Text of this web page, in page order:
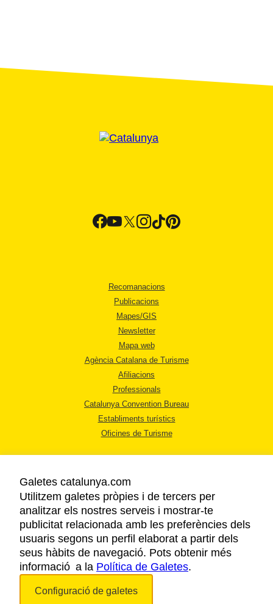
Recomanacions
Publicacions
Mapes/GIS
Newsletter
Mapa web
Agència Catalana de Turisme
Afiliacions
Professionals
Catalunya Convention Bureau
Establiments turístics
Oficines de Turisme
AVÍS LEGAL
POLÍTICA DE PRIVACITAT
COOKIES
ACCESSIBILITAT
Galetes catalunya.com
Utilitzem galetes pròpies i de tercers per
analitzar els nostres serveis i mostrar-te
publicitat relacionada amb les preferències dels
usuaris segons un perfil elaborat a partir dels
seus hàbits de navegació. Pots obtenir més
informació a la Política de Galetes.
Configuració de galetes